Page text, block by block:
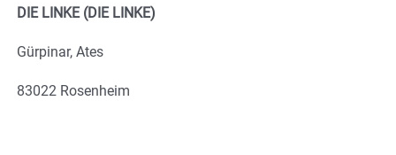
DIE LINKE (DIE LINKE)
Gürpinar, Ates
83022 Rosenheim